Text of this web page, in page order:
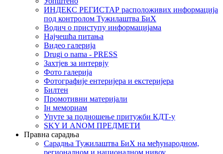
ИНДЕКС РЕГИСТАР расположивих информација
под контролом Тужилаштва БиХ
Водич о приступу информацијама
Најчешћа питања
Видео галерија
Drugi o nama - PRESS
Захтјев за интервју
Фото галерија
Фотографије ентеријера и екстеријера
Билтен
Промотивни материјали
Iн мемориам
Упуте за подношење притужби КДТ-у
SKY И ANOM ПРЕДМЕТИ
Правна сарадња
Сарадња Тужилаштва БиХ на међународном,